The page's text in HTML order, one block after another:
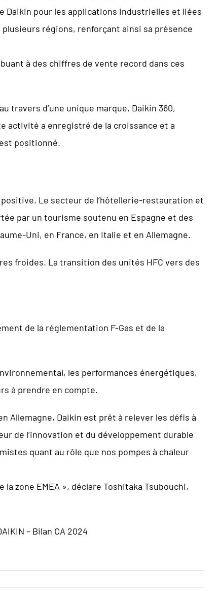
Daikin pour les applications industrielles et liées
régions, renforçant ainsi sa présence
à des chiffres de vente record dans ces
travers d’une unique marque, Daikin 360,
activité a enregistré de la croissance et a
positionné.
Le secteur de l’hôtellerie-restauration et
par un tourisme soutenu en Espagne et des
Uni, en France, en Italie et en Allemagne.
froides. La transition des unités HFC vers des
de la réglementation F-Gas et de la
les performances énergétiques,
à prendre en compte.
Allemagne, Daikin est prêt à relever les défis à
de l’innovation et du développement durable
quant au rôle que nos pompes à chaleur
zone EMEA », déclare Toshitaka Tsubouchi,
– Bilan CA 2024